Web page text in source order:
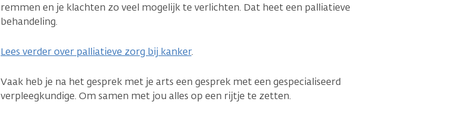
remmen en je klachten zo veel mogelijk te verlichten. Dat heet een palliatieve
behandeling.
Lees verder over palliatieve zorg bij kanker.
Vaak heb je na het gesprek met je arts een gesprek met een gespecialiseerd
verpleegkundige. Om samen met jou alles op een rijtje te zetten.